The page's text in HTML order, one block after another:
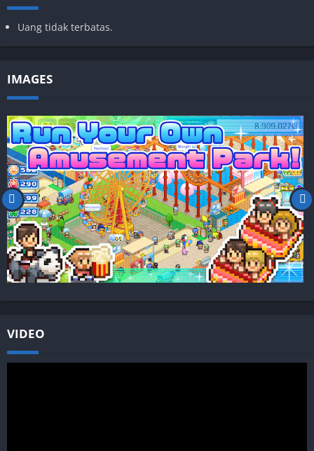
Uang tidak terbatas.
IMAGES
VIDEO